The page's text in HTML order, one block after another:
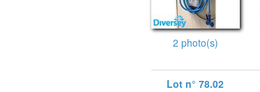
2 photo(s)
Lot n° 78.02